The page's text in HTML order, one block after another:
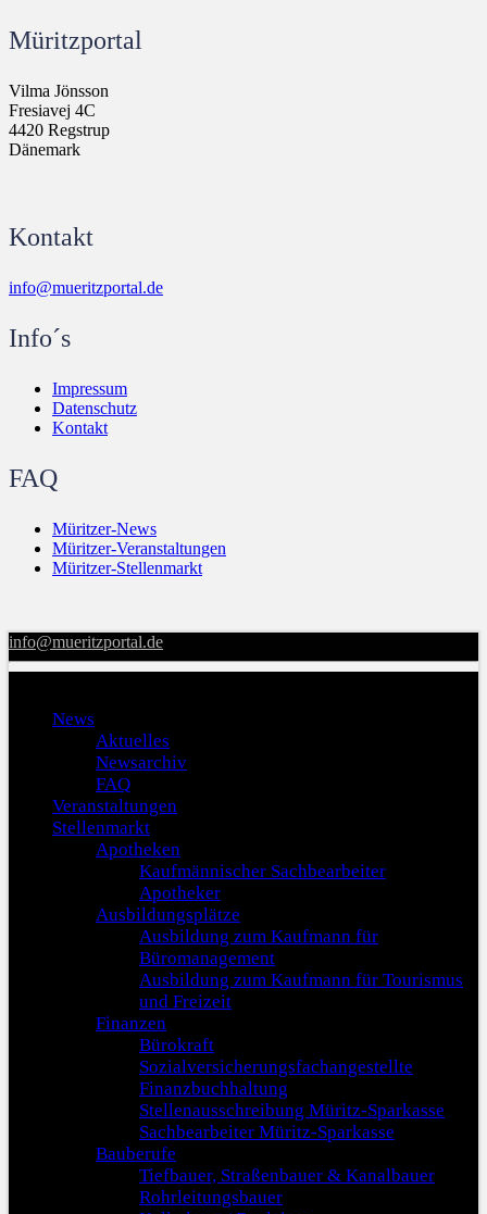
Müritzportal
Vilma Jönsson
Fresiavej 4C
4420 Regstrup
Dänemark
Kontakt
info@mueritzportal.de
Info´s
Impressum
Datenschutz
Kontakt
FAQ
Müritzer-News
Müritzer-Veranstaltungen
Müritzer-Stellenmarkt
info@mueritzportal.de
News
Aktuelles
Newsarchiv
FAQ
Veranstaltungen
Stellenmarkt
Apotheken
Kaufmännischer Sachbearbeiter
Apotheker
Ausbildungsplätze
Ausbildung zum Kaufmann für
Büromanagement
Ausbildung zum Kaufmann für Tourismus
und Freizeit
Finanzen
Bürokraft
Sozialversicherungsfachangestellte
Finanzbuchhaltung
Stellenausschreibung Müritz-Sparkasse
Sachbearbeiter Müritz-Sparkasse
Bauberufe
Tiefbauer, Straßenbauer & Kanalbauer
Rohrleitungsbauer